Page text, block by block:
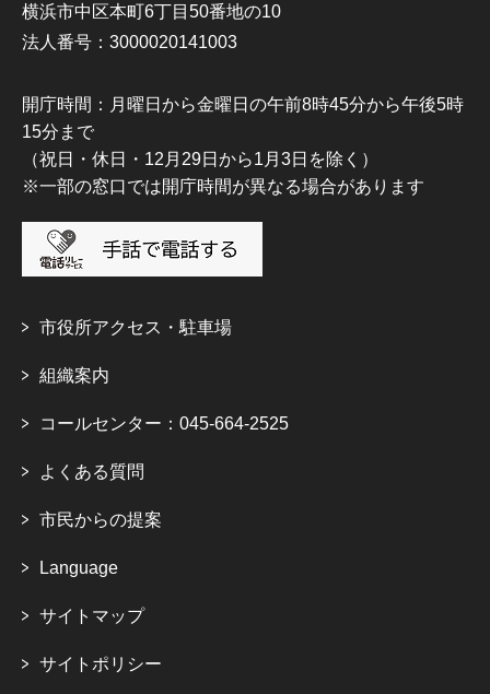
横浜市中区本町6丁目50番地の10
法人番号：3000020141003
開庁時間：月曜日から金曜日の午前8時45分から午後5時
15分まで
（祝日・休日・12月29日から1月3日を除く）
※一部の窓口では開庁時間が異なる場合があります
市役所アクセス・駐車場
組織案内
コールセンター：045-664-2525
よくある質問
市民からの提案
Language
サイトマップ
サイトポリシー